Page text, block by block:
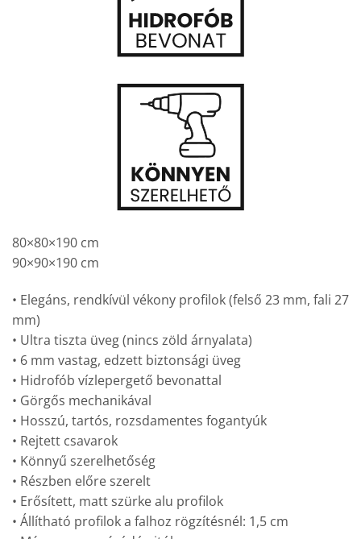
80×80×190 cm
90×90×190 cm
• Elegáns, rendkívül vékony profilok (felső 23 mm, fali 27
mm)
• Ultra tiszta üveg (nincs zöld árnyalata)
• 6 mm vastag, edzett biztonsági üveg
• Hidrofób vízlepergető bevonattal
• Görgős mechanikával
• Hosszú, tartós, rozsdamentes fogantyúk
• Rejtett csavarok
• Könnyű szerelhetőség
• Részben előre szerelt
• Erősített, matt szürke alu profilok
• Állítható profilok a falhoz rögzítésnél: 1,5 cm